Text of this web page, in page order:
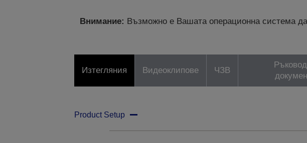
Внимание: Възможно е Вашата операционна система
Изтегляния Видеоклипове ЧЗВ
Product Setup